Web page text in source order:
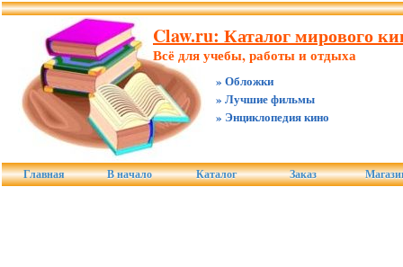
Claw.ru: Каталог мирового
Всё для учебы, работы и отдыха
» Обложки
» Лучшие фильмы
» Энциклопедия кино
Главная В начало Каталог Заказ